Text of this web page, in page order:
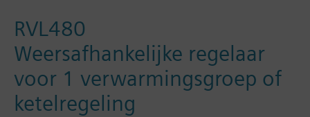
RVL480
Weersafhankelijke regelaar
voor 1 verwarmingsgroep of
ketelregeling